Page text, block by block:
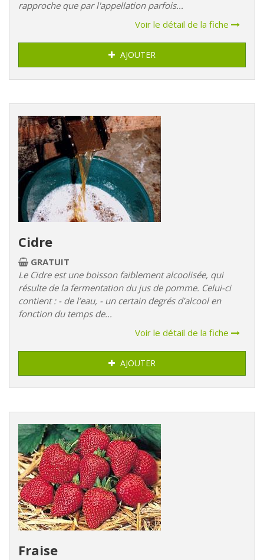
rapproche que par l'appellation parfois...
Voir le détail de la fiche
AJOUTER
Cidre
GRATUIT
Le Cidre est une boisson faiblement alcoolisée, qui
résulte de la fermentation du jus de pomme. Celui-ci
contient : - de l’eau, - un certain degrés d’alcool en
fonction du temps de...
Voir le détail de la fiche
AJOUTER
Fraise